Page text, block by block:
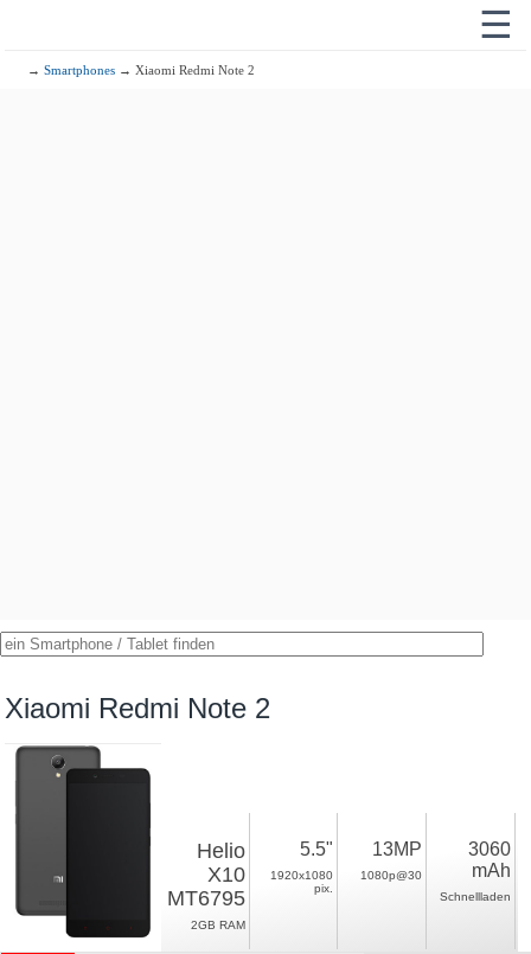
☰
→Smartphones → Xiaomi Redmi Note 2
Xiaomi Redmi Note 2
Helio
X10
MT6795
2GB RAM
5.5"
1920x1080
pix.
13MP
1080p@30
3060
mAh
Schnellladen